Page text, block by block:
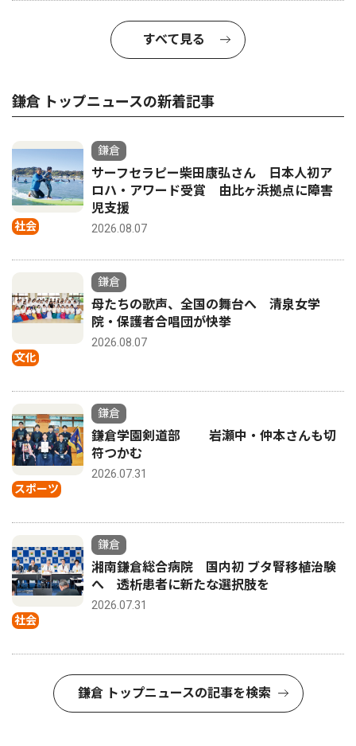
すべて見る
鎌倉 トップニュースの新着記事
社会
鎌倉
サーフセラピー柴田康弘さん 日本人初ア
ロハ・アワード受賞 由比ヶ浜拠点に障害
児支援
2026.08.07
文化
鎌倉
母たちの歌声、全国の舞台へ 清泉女学
院・保護者合唱団が快挙
2026.08.07
スポーツ
鎌倉
鎌倉学園剣道部 岩瀬中・仲本さんも切
符つかむ
2026.07.31
社会
鎌倉
湘南鎌倉総合病院 国内初 ブタ腎移植治験
へ 透析患者に新たな選択肢を
2026.07.31
鎌倉 トップニュースの記事を検索